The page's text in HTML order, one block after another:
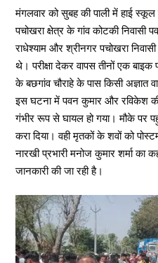
मंगलवार को सुबह की पाली में हाई स्कूल
पचोखरा क्षेत्र के गांव कोटकी निवासी
राधेश्याम और श्रीनगर पचोखरा
थे। परीक्षा देकर वापस तीनों एक
के बछगांव चौराहे के पास किसी अज्ञात
इस घटना में पवन कुमार और रविकेश
गंभीर रूप से घायल हो गया। मौके पर
करा दिया। वही मृतकों के शवों को
नारखी प्रभारी मनोज कुमार शर्मा का
जानकारी की जा रही है।